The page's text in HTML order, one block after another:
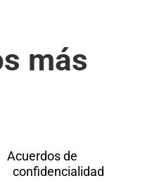
más
Acuerdos de
confidencialidad